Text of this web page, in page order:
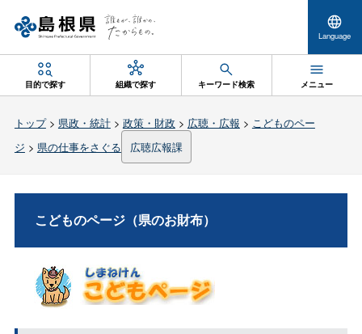
Language
目的で探す 組織で探す キーワード検索 メニュー
トップ> 県政・統計> 政策・財政 > 広聴・広報 > こどものペー
ジ > 県の仕事をさぐる 広聴広報課
こどものページ（県のお財布）